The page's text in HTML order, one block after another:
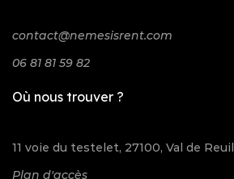
contact@nemesisrent.com
06 81 81 59 82
Où nous trouver ?
11 voie du testelet, 27100, Val de Reuil
Plan d'accès